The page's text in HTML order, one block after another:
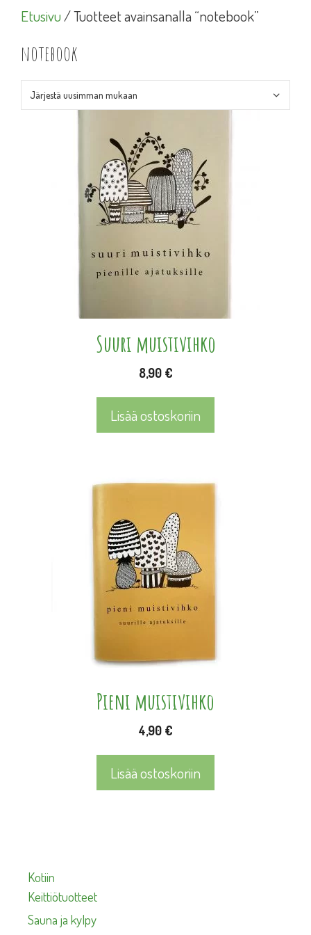
Etusivu/ Tuotteet avainsanalla “notebook”
notebook
Suuri muistivihko
8,90 €
Lisää ostoskoriin
Pieni muistivihko
4,90 €
Lisää ostoskoriin
Kotiin
Keittiötuotteet
Sauna ja kylpy